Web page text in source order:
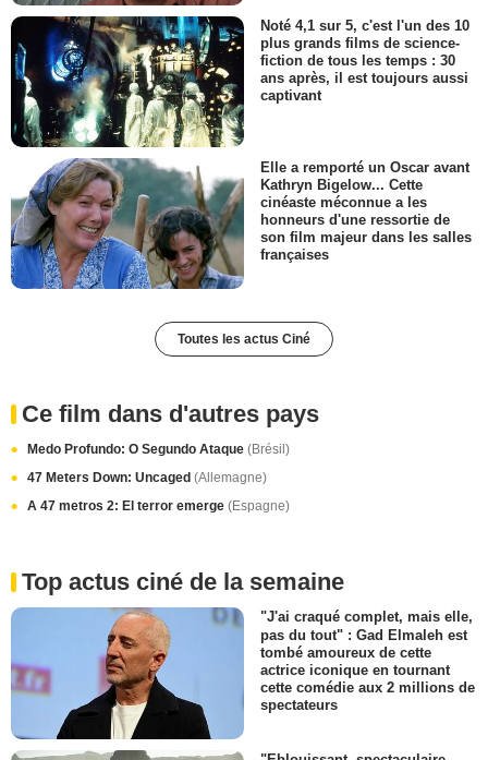
Noté 4,1 sur 5, c'est l'un des 10
plus grands films de science-
fiction de tous les temps : 30
ans après, il est toujours aussi
captivant
Elle a remporté un Oscar avant
Kathryn Bigelow... Cette
cinéaste méconnue a les
honneurs d'une ressortie de
son film majeur dans les salles
françaises
Toutes les actus Ciné
Ce film dans d'autres pays
Medo Profundo: O Segundo Ataque (Brésil)
47 Meters Down: Uncaged (Allemagne)
A 47 metros 2: El terror emerge (Espagne)
Top actus ciné de la semaine
"J'ai craqué complet, mais elle,
pas du tout" : Gad Elmaleh est
tombé amoureux de cette
actrice iconique en tournant
cette comédie aux 2 millions de
spectateurs